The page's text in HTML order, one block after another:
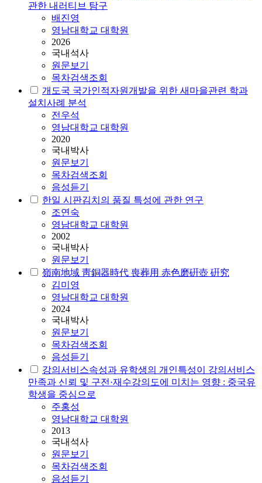
관한 내러티브 탐구
배진영
영남대학교 대학원
2026
국내석사
원문보기
목차검색조회
개도국 국가인적자원개발을 위한 새마을관련 학과
설치사례 분석
전우석
영남대학교 대학원
2020
국내박사
원문보기
목차검색조회
음성듣기
한일 시판김치의 품질 특성에 관한 연구
조연숙
영남대학교 대학원
2002
국내박사
원문보기
嶺南地域 靑銅器時代 喪葬用 赤色磨硏壺 硏究
김미영
영남대학교 대학원
2024
국내박사
원문보기
목차검색조회
음성듣기
강의서비스속성과 유학생의 개인특성이 강의서비스
만족과 신뢰 및 구전·재수강의도에 미치는 영향 : 중국유
학생을 중심으로
주홍성
영남대학교 대학원
2013
국내석사
원문보기
목차검색조회
음성듣기